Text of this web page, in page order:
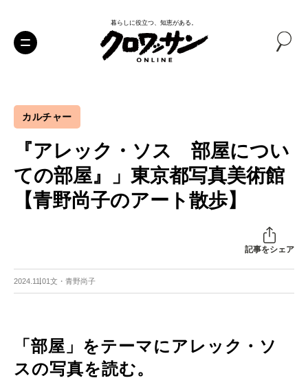
暮らしに役立つ、知恵がある。
カルチャー
『アレック・ソス 部屋につい
ての部屋』」東京都写真美術館
【青野尚子のアート散歩】
記事をシェア
2024.11.01文・青野尚子
「部屋」をテーマにアレック・ソ
スの写真を読む。